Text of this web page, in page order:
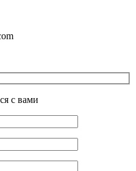
с вами